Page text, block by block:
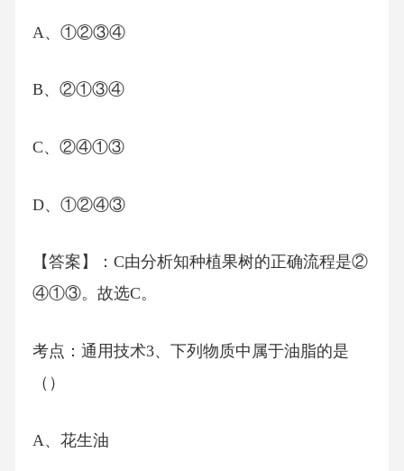
A、①②③④
B、②①③④
C、②④①③
D、①②④③
【答案】：C由分析知种植果树的正确流程是②
④①③。故选C。
考点：通用技术3、下列物质中属于油脂的是
（）
A、花生油